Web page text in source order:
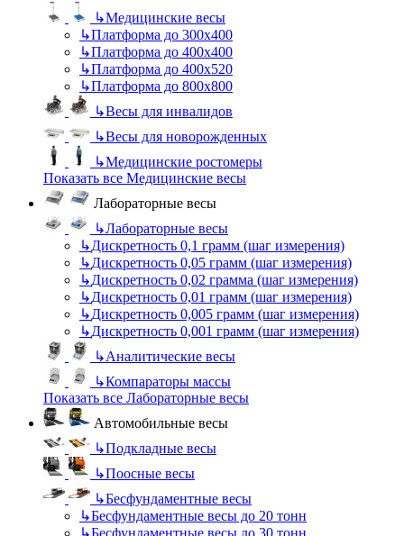
↳Медицинские весы
↳Платформа до 300х400
↳Платформа до 400х400
↳Платформа до 400х520
↳Платформа до 800х800
↳Весы для инвалидов
↳Весы для новорожденных
↳Медицинские ростомеры
Показать все Медицинские весы
Лабораторные весы
↳Лабораторные весы
↳Дискретность 0,1 грамм (шаг измерения)
↳Дискретность 0,05 грамм (шаг измерения)
↳Дискретность 0,02 грамма (шаг измерения)
↳Дискретность 0,01 грамм (шаг измерения)
↳Дискретность 0,005 грамм (шаг измерения)
↳Дискретность 0,001 грамм (шаг измерения)
↳Аналитические весы
↳Компараторы массы
Показать все Лабораторные весы
Автомобильные весы
↳Подкладные весы
↳Поосные весы
↳Бесфундаментные весы
↳Бесфундаментные весы до 20 тонн
↳Бесфундаментные весы до 30 тонн